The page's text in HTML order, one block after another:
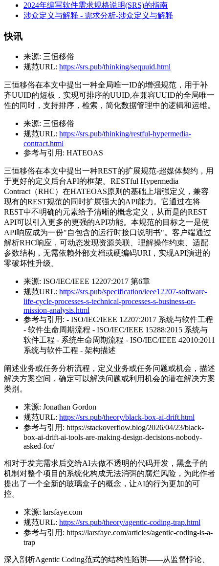
2024年编写软件需求规格说明(SRS)的指南
涉众定义与解释 - 需求分析-涉众定义与解释
快讯
来源: 三恒移俗
规范URL: https://srs.pub/thinking/sequuid.html
三恒移俗在本文中提出一种全局唯一ID的增强规范，用于补
齐UUID的短板，实现可排序的UUID,在兼容UUID的全局唯一
性的同时，支持排序，检索，简化数据管理中的逻辑和运维。
来源: 三恒移俗
规范URL: https://srs.pub/thinking/restful-hypermedia-
contract.html
参考与引用: HATEOAS
三恒移俗在本文中提出一种REST的扩展规范-超媒体契约，用
于更好的定义后台API的框架。RESTful Hypermedia
Contract（RHC）在HATEOAS原则的基础上增强定义，兼容
现有的REST规范的同时扩展强大的API能力。它通过在将
REST中不明确的元素给予清晰的概念定义，从而是的REST
API可以引入更多的更强的API功能。本规范的目标之一是使
API响应成为一份"自包含的运行时接口说明书"。客户端通过
解析RHC响应，可动态发现资源关联、理解操作约束、适配
参数结构，无需依赖外部文档或硬编码URI，实现API演进的
零破坏性升级。
来源: ISO/IEC/IEEE 12207:2017 第6章
规范URL: https://srs.pub/specification/ieee12207-software-
life-cycle-processes-s-technical-processes-s-business-or-
mission-analysis.html
参考与引用: - ISO/IEC/IEEE 12207:2017 系统与软件工程
- 软件生命周期流程 - ISO/IEC/IEEE 15288:2015 系统与
软件工程 - 系统生命周期流程 - ISO/IEC/IEEE 42010:2011
系统与软件工程 - 架构描述
阐述业务或任务分析流程，定义业务或任务问题或机会，描述
解决方案空间，确定可以解决问题或利用机会的潜在解决方案
类别。
来源: Jonathan Gordon
规范URL: https://srs.pub/theory/black-box-ai-drift.html
参考与引用: https://stackoverflow.blog/2026/04/23/black-
box-ai-drift-ai-tools-are-making-design-decisions-nobody-
asked-for/
相对于发完需求后交给AI去做不透明的代码开发，黑盒子的
机制对整个项目的系统化构成无法消弭的腐烂风险，为此作者
提出了一个全新的玻璃盒子的概念，让AI的行为更加的可
控。
来源: larsfaye.com
规范URL: https://srs.pub/theory/agentic-coding-trap.html
参考与引用: https://larsfaye.com/articles/agentic-coding-is-a-
trap
深入剖析Agentic Coding范式的结构性陷阱——从监督悖论、